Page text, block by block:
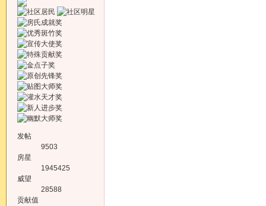
发帖
9503
房星
1945425
威望
28588
贡献值